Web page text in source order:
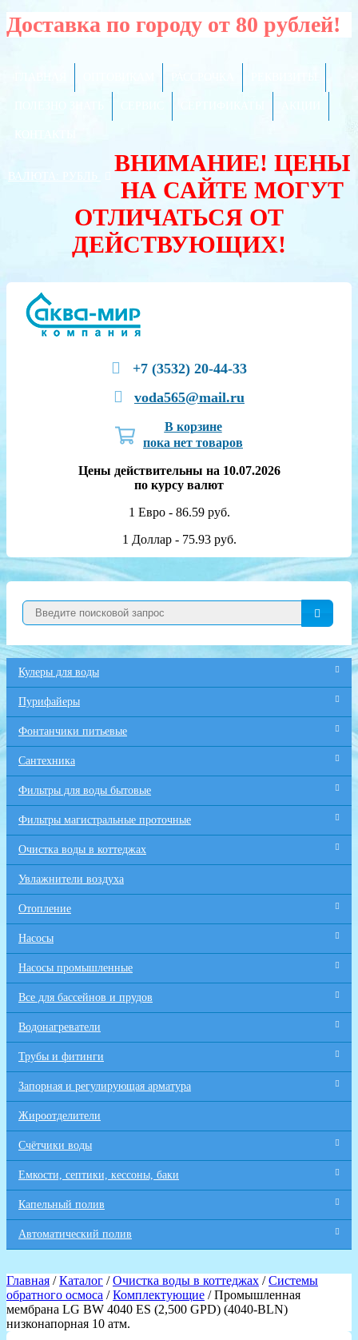
Доставка по городу от 80 рублей!
ВАЛЮТА:
ВНИМАНИЕ! ЦЕНЫ
НА САЙТЕ МОГУТ
ОТЛИЧАТЬСЯ ОТ
ДЕЙСТВУЮЩИХ!
+7 (3532) 20-44-33
voda565@mail.ru
В корзине
пока нет товаров
Цены действительны на 10.07.2026
по курсу валют
1 Евро - 86.59 руб.
1 Доллар - 75.93 руб.
Кулеры для воды
Пурифайеры
Фонтанчики питьевые
Сантехника
Фильтры для воды бытовые
Фильтры магистральные проточные
Очистка воды в коттеджах
Увлажнители воздуха
Отопление
Насосы
Насосы промышленные
Все для бaссейнов и прудов
Водонагреватели
Трубы и фитинги
Запорная и регулирующая арматура
Жироотделители
Счётчики воды
Емкости, септики, кессоны, баки
Капельный полив
Автоматический полив
Главная /Каталог /Очистка воды в коттеджах /Системы
обратного осмоса /Комплектующие / Промышленная
мембрана LG BW 4040 ES (2,500 GPD) (4040-BLN)
низконапорная 10 атм.